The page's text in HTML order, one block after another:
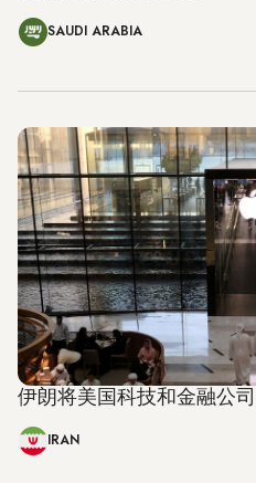
SAUDI ARABIA
伊朗将美国科技和金融公
IRAN